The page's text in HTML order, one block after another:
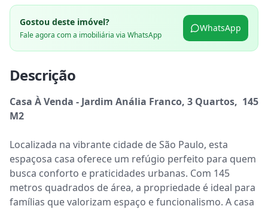
Gostou deste imóvel?
Fale agora com a imobiliária via WhatsApp
WhatsApp
Descrição
Casa À Venda - Jardim Anália Franco, 3 Quartos,  145
M2
Localizada na vibrante cidade de São Paulo, esta
espaçosa casa oferece um refúgio perfeito para quem
busca conforto e praticidades urbanas. Com 145
metros quadrados de área, a propriedade é ideal para
famílias que valorizam espaço e funcionalismo. A casa